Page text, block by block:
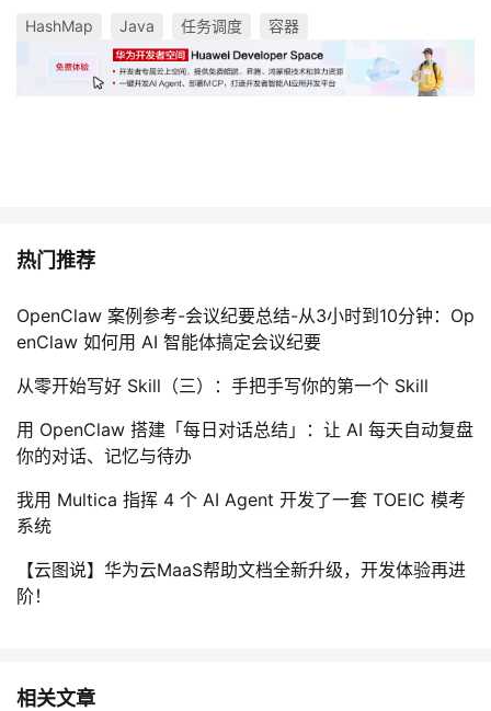
HashMap Java 任务调度 容器
热门推荐
OpenClaw 案例参考-会议纪要总结-从3小时到10分钟：Op
enClaw 如何用 AI 智能体搞定会议纪要
从零开始写好 Skill（三）：手把手写你的第一个 Skill
用 OpenClaw 搭建「每日对话总结」：让 AI 每天自动复盘
你的对话、记忆与待办
我用 Multica 指挥 4 个 AI Agent 开发了一套 TOEIC 模考
系统
【云图说】华为云MaaS帮助文档全新升级，开发体验再进
阶！
相关文章